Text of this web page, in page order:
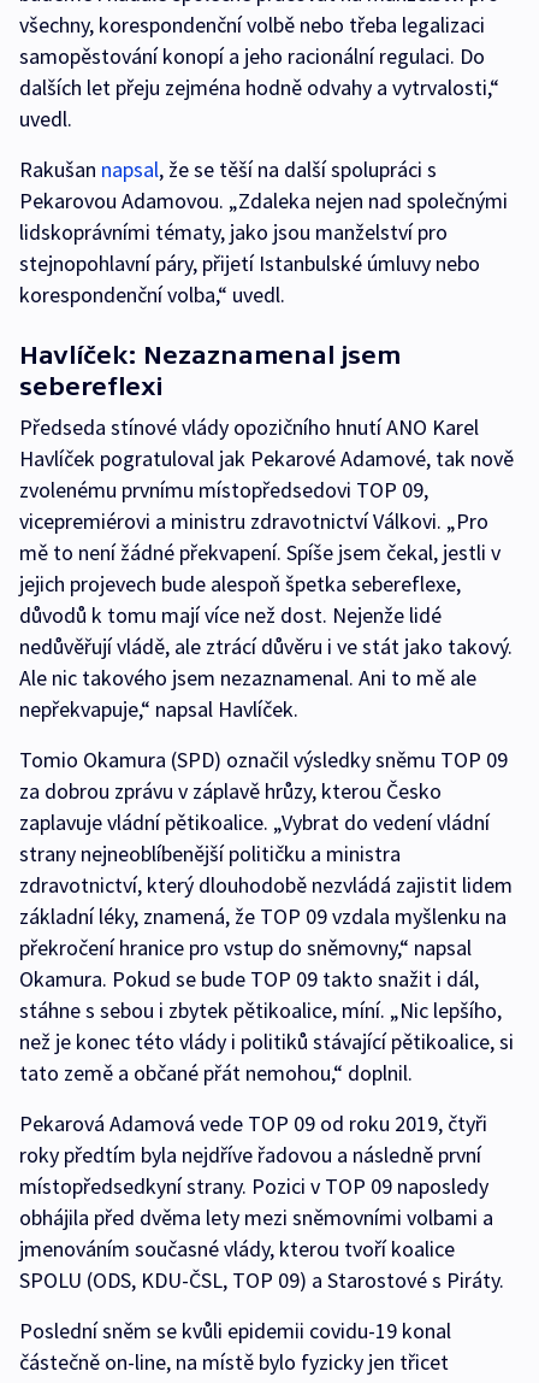
všechny, korespondenční volbě nebo třeba legalizaci
samopěstování konopí a jeho racionální regulaci. Do
dalších let přeju zejména hodně odvahy a vytrvalosti,“
uvedl.
Rakušan napsal, že se těší na další spolupráci s
Pekarovou Adamovou. „Zdaleka nejen nad společnými
lidskoprávními tématy, jako jsou manželství pro
stejnopohlavní páry, přijetí Istanbulské úmluvy nebo
korespondenční volba,“ uvedl.
Havlíček: Nezaznamenal jsem
sebereflexi
Předseda stínové vlády opozičního hnutí ANO Karel
Havlíček pogratuloval jak Pekarové Adamové, tak nově
zvolenému prvnímu místopředsedovi TOP 09,
vicepremiérovi a ministru zdravotnictví Válkovi. „Pro
mě to není žádné překvapení. Spíše jsem čekal, jestli v
jejich projevech bude alespoň špetka sebereflexe,
důvodů k tomu mají více než dost. Nejenže lidé
nedůvěřují vládě, ale ztrácí důvěru i ve stát jako takový.
Ale nic takového jsem nezaznamenal. Ani to mě ale
nepřekvapuje,“ napsal Havlíček.
Tomio Okamura (SPD) označil výsledky sněmu TOP 09
za dobrou zprávu v záplavě hrůzy, kterou Česko
zaplavuje vládní pětikoalice. „Vybrat do vedení vládní
strany nejneoblíbenější političku a ministra
zdravotnictví, který dlouhodobě nezvládá zajistit lidem
základní léky, znamená, že TOP 09 vzdala myšlenku na
překročení hranice pro vstup do sněmovny,“ napsal
Okamura. Pokud se bude TOP 09 takto snažit i dál,
stáhne s sebou i zbytek pětikoalice, míní. „Nic lepšího,
než je konec této vlády i politiků stávající pětikoalice, si
tato země a občané přát nemohou,“ doplnil.
Pekarová Adamová vede TOP 09 od roku 2019, čtyři
roky předtím byla nejdříve řadovou a následně první
místopředsedkyní strany. Pozici v TOP 09 naposledy
obhájila před dvěma lety mezi sněmovními volbami a
jmenováním současné vlády, kterou tvoří koalice
SPOLU (ODS, KDU-ČSL, TOP 09) a Starostové s Piráty.
Poslední sněm se kvůli epidemii covidu-19 konal
částečně on-line, na místě bylo fyzicky jen třicet